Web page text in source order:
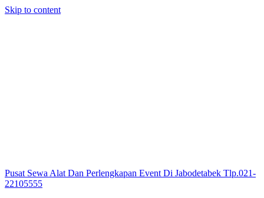
Skip to content
Pusat Sewa Alat Dan Perlengkapan Event Di Jabodetabek Tlp.021-
22105555